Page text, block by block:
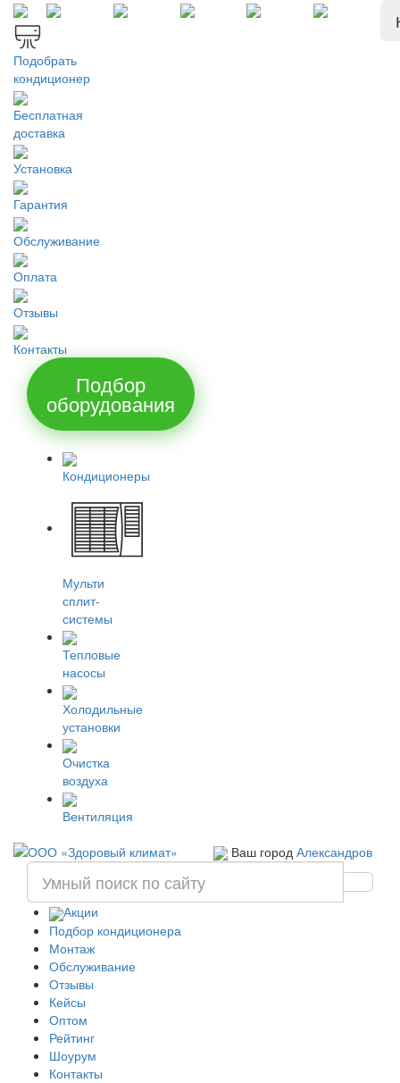
Подобрать
кондиционер
Бесплатная
доставка
Установка
Гарантия
Обслуживание
Оплата
Отзывы
Контакты
Подбор
оборудования
Кондиционеры
Мульти
сплит-
системы
Тепловые
насосы
Холодильные
установки
Очистка
воздуха
Вентиляция
Ваш город Александров
Акции
Подбор кондиционера
Монтаж
Обслуживание
Отзывы
Кейсы
Оптом
Рейтинг
Шоурум
Контакты